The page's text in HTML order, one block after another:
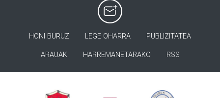
HONI BURUZ LEGE OHARRA PUBLIZITATEA
ARAUAK HARREMANETARAKO RSS